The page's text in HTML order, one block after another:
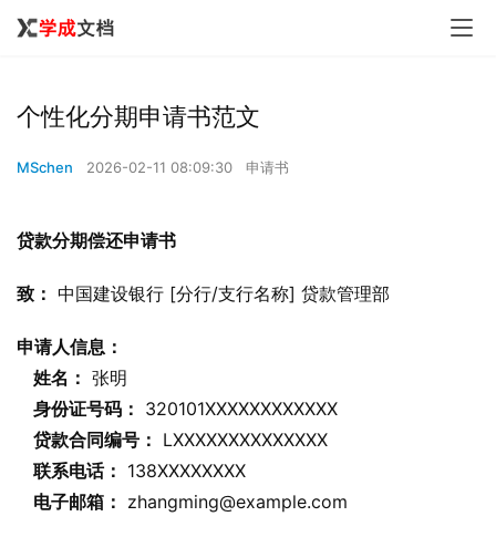
个性化分期申请书范文
MSchen 2026-02-11 08:09:30 申请书
贷款分期偿还申请书
致： 中国建设银行 [分行/支行名称] 贷款管理部
申请人信息：
姓名： 张明
身份证号码： 320101XXXXXXXXXXXX
贷款合同编号： LXXXXXXXXXXXXXX
联系电话： 138XXXXXXXX
电子邮箱： zhangming@example.com